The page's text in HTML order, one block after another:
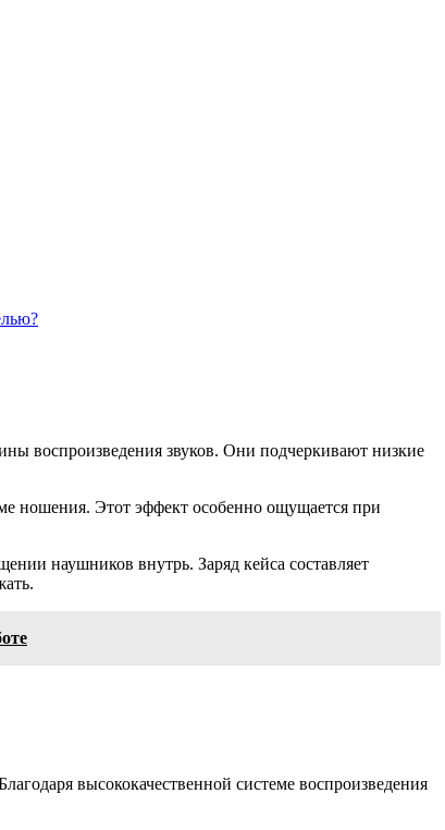
воспроизведения звуков. Они подчеркивают низкие
ношения. Этот эффект особенно ощущается при
наушников внутрь. Заряд кейса составляет
высококачественной системе воспроизведения